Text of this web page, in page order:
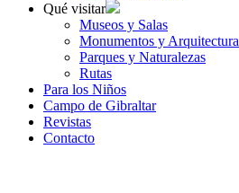
Qué visitar
Museos y Salas
Monumentos y Arquitectura
Parques y Naturalezas
Rutas
Para los Niños
Campo de Gibraltar
Revistas
Contacto